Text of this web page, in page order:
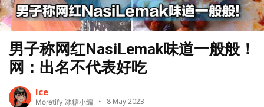
男子称网红NasiLemak味道一般般！
网：出名不代表好吃
Ice
Moretify 冰糖小编 8 May 2023